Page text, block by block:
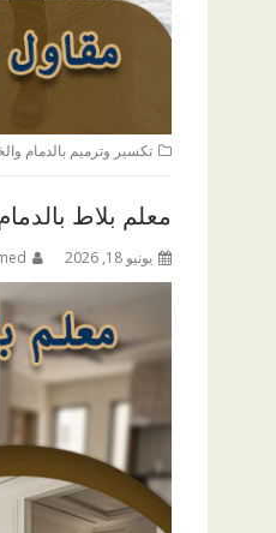
تكسير وترميم بالدمام
معلم بلاط بالدمام والخبر
يونيو 18, 2026